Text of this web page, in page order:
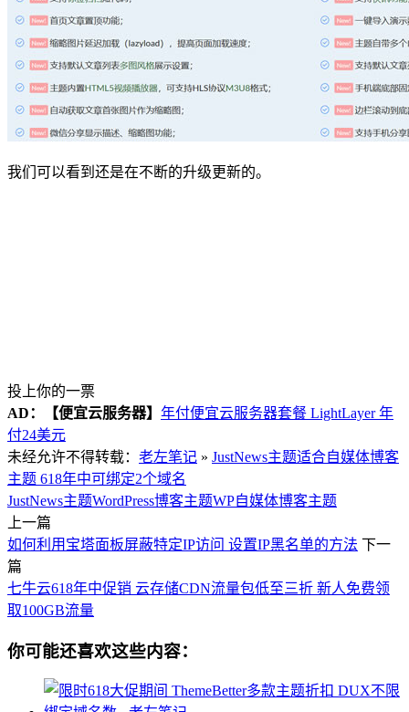
我们可以看到还是在不断的升级更新的。
投上你的一票
AD：
【便宜云服务器】 年付便宜云服务器套餐 LightLayer 年
付24美元
未经允许不得转载： 老左笔记 » JustNews主题适合自媒体博客
主题 618年中可绑定2个域名
JustNews主题WordPress博客主题WP自媒体博客主题
上一篇
如何利用宝塔面板屏蔽特定IP访问 设置IP黑名单的方法 下一
篇
七牛云618年中促销 云存储CDN流量包低至三折 新人免费领
取100GB流量
你可能还喜欢这些内容：